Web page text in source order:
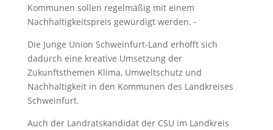
Kommunen sollen regelmäßig mit einem
Nachhaltigkeitspreis gewürdigt werden.
Die Junge Union Schweinfurt-Land erhofft sich
dadurch eine kreative Umsetzung der
Zukunftsthemen Klima, Umweltschutz und
Nachhaltigkeit in den Kommunen des Landkreises
Schweinfurt.
Auch der Landratskandidat der CSU im Landkreis